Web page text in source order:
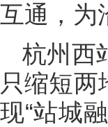
互通，为
杭州西
只缩短
现“站城